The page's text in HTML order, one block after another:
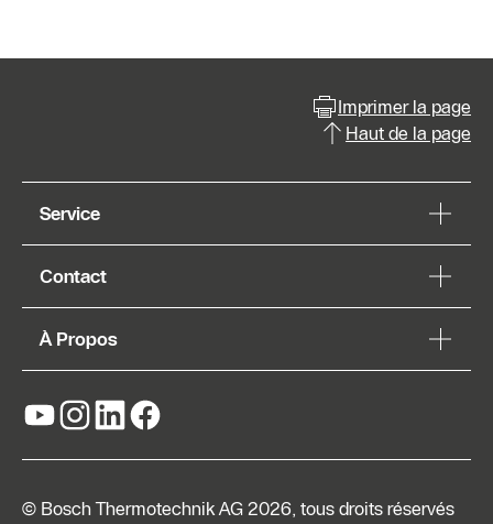
Imprimer la page
Haut de la page
Service
Contact
À Propos
© Bosch Thermotechnik AG 2026, tous droits réservés